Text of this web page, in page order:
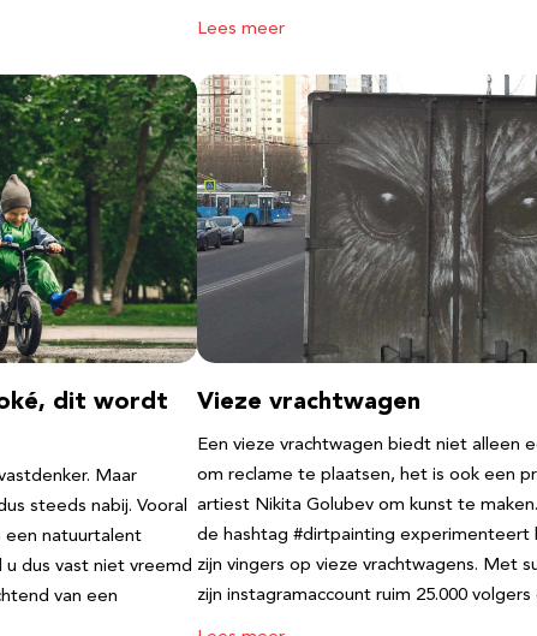
Lees meer
dit wordt
Maar
steeds nabij. Vooral
een natuurtalent
dus vast niet vreemd
van een
Vieze vrachtwagen
Een vieze vrachtwagen biedt niet alleen
om reclame te plaatsen, het is ook een
artiest Nikita Golubev om kunst te
de hashtag #dirtpainting experimenteert
zijn vingers op vieze vrachtwagens. Met
zijn instagramaccount ruim 25.000